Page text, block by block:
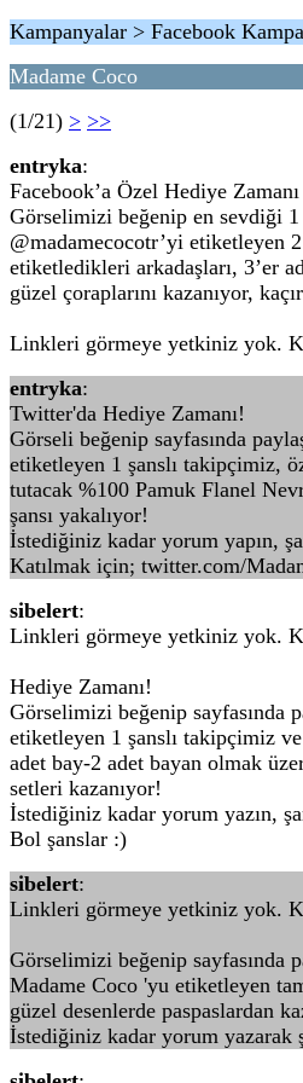
Kampanyalar > Facebook
Madame Coco
(1/21) > >>
entryka:
Facebook’a Özel Hediye Zamanı
Görselimizi beğenip en sevdiği 1
@madamecocotr’yi etiketleyen
etiketledikleri arkadaşları, 3’er
güzel çoraplarını kazanıyor,
Linkleri görmeye yetkiniz yok.
entryka:
Twitter'da Hediye Zamanı!
Görseli beğenip sayfasında
etiketleyen 1 şanslı takipçimiz,
tutacak %100 Pamuk Flanel
şansı yakalıyor!
İstediğiniz kadar yorum yapın,
Katılmak için; twitter.com/
sibelert:
Linkleri görmeye yetkiniz yok.
Hediye Zamanı!
Görselimizi beğenip sayfasında
etiketleyen 1 şanslı takipçimiz
adet bay-2 adet bayan olmak
setleri kazanıyor!
İstediğiniz kadar yorum yazın,
Bol şanslar :)
sibelert:
Linkleri görmeye yetkiniz yok.
Görselimizi beğenip sayfasında
Madame Coco 'yu etiketleyen
güzel desenlerde paspaslardan
İstediğiniz kadar yorum yazarak